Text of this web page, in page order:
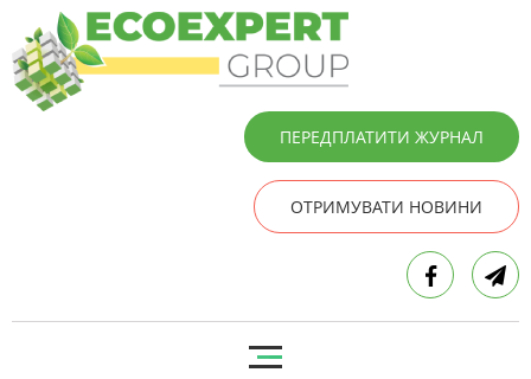
ПЕРЕДПЛАТИТИ ЖУРНАЛ
ОТРИМУВАТИ НОВИНИ